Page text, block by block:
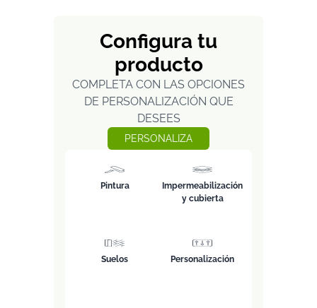
Configura tu
producto
COMPLETA CON LAS OPCIONES
DE PERSONALIZACIÓN QUE
DESEES
PERSONALIZA
Pintura
Impermeabilización
y cubierta
Suelos Personalización